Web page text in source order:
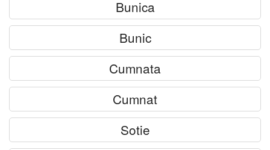
Bunica
Bunic
Cumnata
Cumnat
Sotie